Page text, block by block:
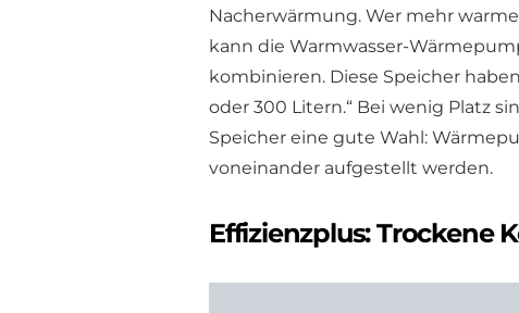
Nacherwärmung. Wer mehr
kann die Warmwasser-
kombinieren. Diese Speicher
oder 300 Litern.“ Bei wenig Platz
Speicher eine gute Wahl:
voneinander aufgestellt werden.
Effizienzplus: Trockene